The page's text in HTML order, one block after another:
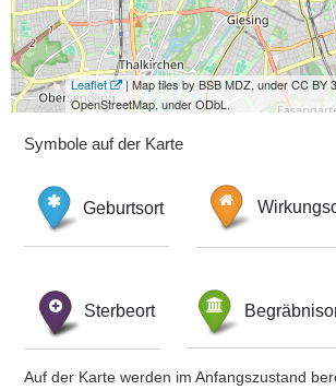
Leaflet
| Map tiles by BSB MDZ, under CC BY
OpenStreetMap, under ODbL.
Symbole auf der Karte
Geburtsort
Sterbeort
Auf der Karte werden im Anfangszustand